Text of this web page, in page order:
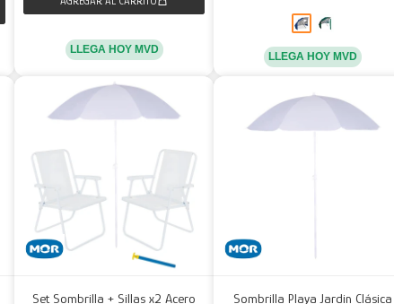
LLEGA HOY MVD
LLEGA HOY MVD
Set Sombrilla + Sillas x2 Acero
Sombrilla Playa Jardin Clásica